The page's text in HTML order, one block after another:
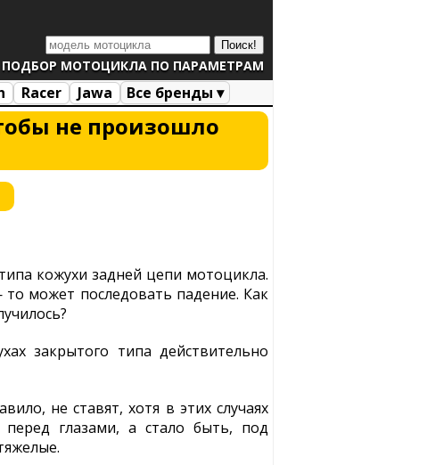
ПОДБОР МОТОЦИКЛА ПО ПАРАМЕТРАМ
Racer Jawa
Все бренды ▾
не произошло
кожухи задней цепи мотоцикла.
может последовать падение. Как
закрытого типа действительно
не ставят, хотя в этих случаях
глазами, а стало быть, под